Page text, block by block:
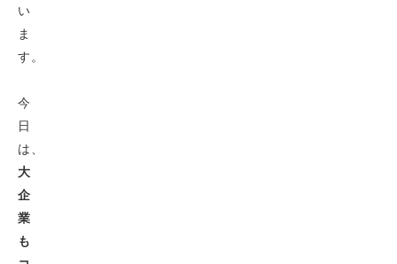
い
ま
す。
今
日
は、
大
企
業
も